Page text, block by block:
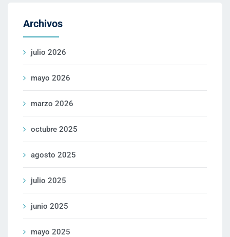
Archivos
julio 2026
mayo 2026
marzo 2026
octubre 2025
agosto 2025
julio 2025
junio 2025
mayo 2025